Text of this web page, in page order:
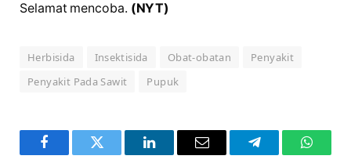
Selamat mencoba. (NYT)
Herbisida Insektisida Obat-obatan
Penyakit
Penyakit Pada Sawit
Pupuk
FacebookTwitter LinkedInEmail Telegram